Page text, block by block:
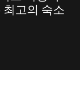
고의 숙소